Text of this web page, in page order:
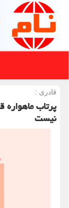
قادری :
نیست